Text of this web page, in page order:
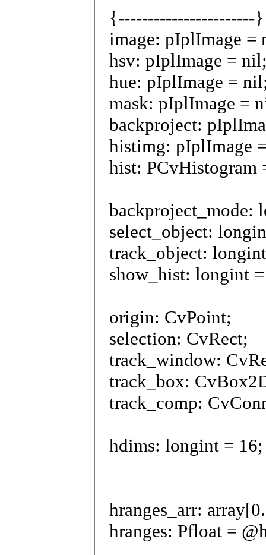
{-----------------------}
image: pIplImage =
hsv: pIplImage =
hue: pIplImage =
mask: pIplImage =
backproject:
histimg: pIplImage
hist: PCvHistogram
backproject_mode:
select_object:
track_object:
show_hist: longint
origin: CvPoint;
selection: CvRect;
track_window:
track_box:
track_comp:
hdims: longint = 16;
hranges_arr:
hranges: Pfloat =